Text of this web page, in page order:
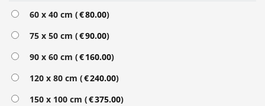
60 x 40 cm (€80.00)
75 x 50 cm (€90.00)
90 x 60 cm (€160.00)
120 x 80 cm (€240.00)
150 x 100 cm (€375.00)